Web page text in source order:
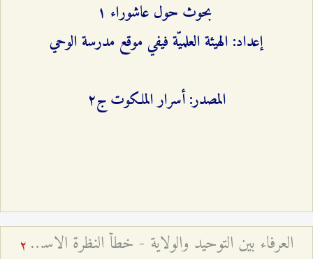
بحوث حول عاشوراء ۱
إعداد: الهيئة العلميّة فيفي موقع مدرسة الوحي
المصدر: أسرار الملكوت ج٢
العرفاء بين التوحيد والولاية - خطأ النظرة الاستقلاليّة إلى الإمام ومجالسه 2